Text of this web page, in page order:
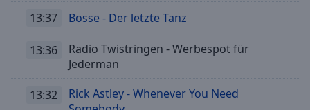
13:37 Bosse - Der letzte Tanz
13:36
Radio Twistringen - Werbespot für
Jederman
13:32
Rick Astley - Whenever You Need